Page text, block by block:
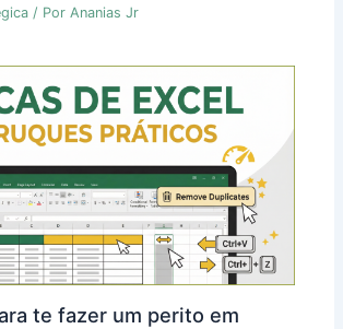
/ PorAnanias Jr
te fazer um perito em